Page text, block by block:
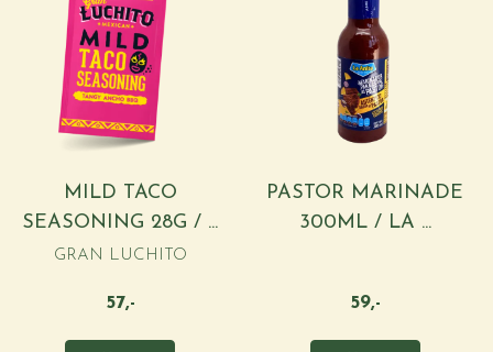
MILD TACO
SEASONING 28G / ...
GRAN LUCHITO
57,-
PASTOR MARINADE
300ML / LA ...
59,-